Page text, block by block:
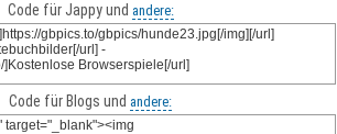
Code für Jappy und andere:
Code für Blogs und andere: